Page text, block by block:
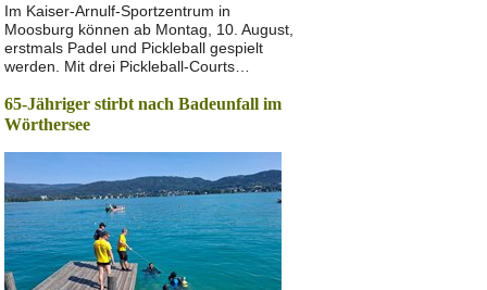
Im Kaiser-Arnulf-Sportzentrum in
Moosburg können ab Montag, 10. August,
erstmals Padel und Pickleball gespielt
werden. Mit drei Pickleball-Courts…
65-Jähriger stirbt nach Badeunfall im
Wörthersee